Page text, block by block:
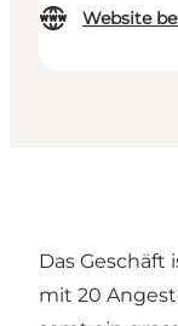
Website
Das Geschäft
mit 20